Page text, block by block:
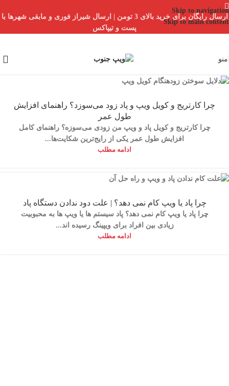
Skip to navigation
Skip to main content
ارسال رایگان برای خرید بالای 3 تومن | ارسال شیراز فوری و مابقی شهرها با
پست و تیپاکس
منو
چرا کارتریج و کویل ویپ و پاد زود می‌سوزد؟ راهنمای افزایش
طول عمر
چرا کارتریج و کویل پاد و ویپ من زودی می‌سوزه؟ راهنمای کامل
افزایش طول عمر یکی از رایج‌ترین شکایت‌ها...
ادامه مطلب
چرا پاد یا ویپ کام نمی دهد؟ | علت دود ندادن دستگاه پاد
چرا پاد یا ویپ کام نمی دهد؟ پاد سیستم ها یا ویپ ها به محبوبیت
زیادی بین افراد برای ویپینگ رسیده اند...
ادامه مطلب